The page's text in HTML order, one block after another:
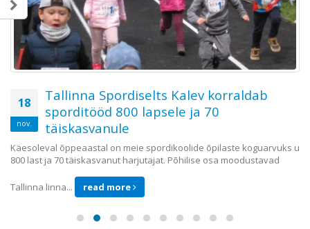
18
nov.
Tallinna Spordiselts Kalev korraldab
sporditööd 800 lapsele ja 70
täiskasvanule
Käesoleval õppeaastal on meie spordikoolide õpilaste koguarvuks u
800 last ja 70 täiskasvanut harjutajat. Põhilise osa moodustavad
Tallinna linna... read more